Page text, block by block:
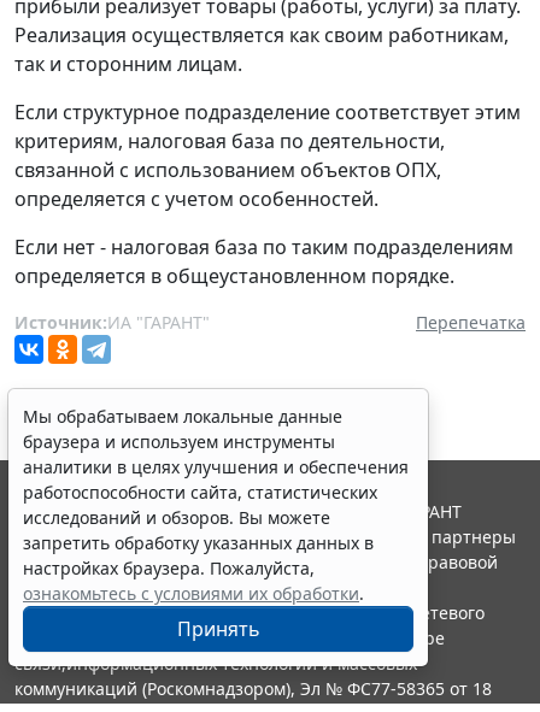
прибыли реализует товары (работы, услуги) за плату.
Реализация осуществляется как своим работникам,
так и сторонним лицам.
Если структурное подразделение соответствует этим
критериям, налоговая база по деятельности,
связанной с использованием объектов ОПХ,
определяется с учетом особенностей.
Если нет - налоговая база по таким подразделениям
определяется в общеустановленном порядке.
Источник:ИА "ГАРАНТ" Перепечатка
Мы обрабатываем локальные данные
браузера и используем инструменты
аналитики в целях улучшения и обеспечения
работоспособности сайта, статистических
исследований и обзоров. Вы можете
запретить обработку указанных данных в
настройках браузера. Пожалуйста,
ознакомьтесь с условиями их обработки.
Принять
© ООО "НПП "ГАРАНТ-СЕРВИС", 2026. Система ГАРАНТ
выпускается с 1990 года. Компания "Гарант" и ее партнеры
являются участниками Российской ассоциации правовой
информации ГАРАНТ.
Портал ГАРАНТ.РУ зарегистрирован в качестве сетевого
издания Федеральной службой по надзору в сфере
связи,информационных технологий и массовых
коммуникаций (Роскомнадзором), Эл № ФС77-58365 от 18